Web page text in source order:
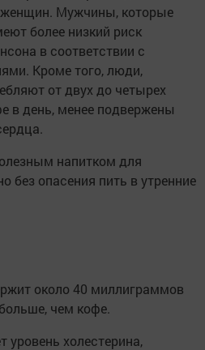
женщин. Мужчины, которые
более низкий риск
в соответствии с
Кроме того, люди,
от двух до четырех
в день, менее подвержены
напитком для
без опасения пить в утренние
около 40 миллиграммов
чем кофе.
холестерина,